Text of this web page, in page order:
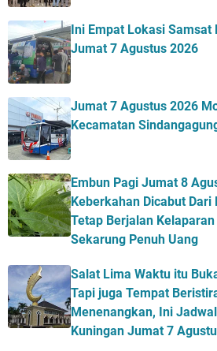
Ini Empat Lokasi Samsat
Jumat 7 Agustus 2026
Jumat 7 Agustus 2026
Kecamatan
Embun Pagi Jumat 8
Keberkahan Dicabut
Tetap Berjalan
Sekarung Penuh Uang
Salat Lima Waktu itu
Tapi juga Tempat
Menenangkan, Ini
Kuningan Jumat 7